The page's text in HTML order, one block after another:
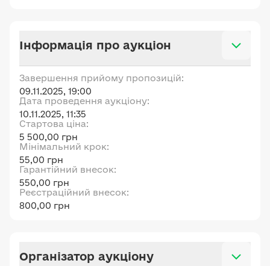
Інформація про аукціон
Завершення прийому пропозицій:
09.11.2025, 19:00
Дата проведення аукціону:
10.11.2025, 11:35
Стартова ціна:
5 500,00 грн
Мінімальний крок:
55,00 грн
Гарантійний внесок:
550,00 грн
Реєстраційний внесок:
800,00 грн
Організатор аукціону